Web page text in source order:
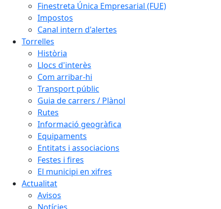
Finestreta Única Empresarial (FUE)
Impostos
Canal intern d'alertes
Torrelles
Història
Llocs d'interès
Com arribar-hi
Transport públic
Guia de carrers / Plànol
Rutes
Informació geogràfica
Equipaments
Entitats i associacions
Festes i fires
El municipi en xifres
Actualitat
Avisos